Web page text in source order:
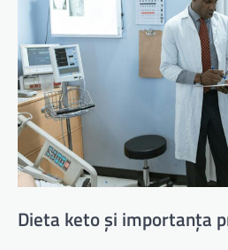
Dieta keto și importanța